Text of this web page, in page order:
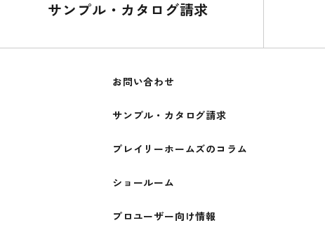
サンプル・カタログ請求
お問い合わせ
サンプル・カタログ請求
プレイリーホームズのコラム
ショールーム
プロユーザー向け情報